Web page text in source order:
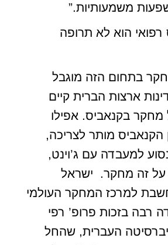
משמעותיות.”
רפואי הוא לא תרופה
בתחום הזה מוגבל
ארצות הברית קיים
מחקר בקנאביס. אפילו
הקנאביס מותר לצריכה,
למעבדה עם ג’וינט,
על זה מחקר. ישראל
למרכז המחקר העולמי
רבה בזכות פרופ’ רפי
העברית, שהחל